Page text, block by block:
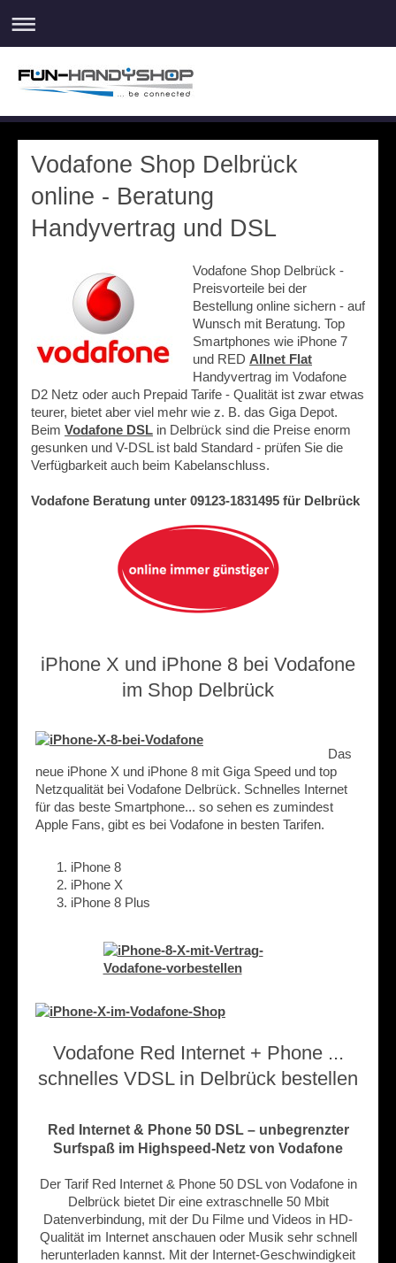
Vodafone Shop Delbrück
online - Beratung
Handyvertrag und DSL
Vodafone Shop Delbrück -
Preisvorteile bei der
Bestellung online sichern - auf
Wunsch mit Beratung. Top
Smartphones wie iPhone 7
und RED Allnet Flat
Handyvertrag im Vodafone
D2 Netz oder auch Prepaid Tarife - Qualität ist zwar etwas
teurer, bietet aber viel mehr wie z. B. das Giga Depot.
Beim Vodafone DSL in Delbrück sind die Preise enorm
gesunken und V-DSL ist bald Standard - prüfen Sie die
Verfügbarkeit auch beim Kabelanschluss.
Vodafone Beratung unter 09123-1831495 für Delbrück
iPhone X und iPhone 8 bei Vodafone
im Shop Delbrück
Das
neue iPhone X und iPhone 8 mit Giga Speed und top
Netzqualität bei Vodafone Delbrück. Schnelles Internet
für das beste Smartphone... so sehen es zumindest
Apple Fans, gibt es bei Vodafone in besten Tarifen.
iPhone 8
iPhone X
iPhone 8 Plus
Vodafone Red Internet + Phone ...
schnelles VDSL in Delbrück bestellen
Red Internet & Phone 50 DSL – unbegrenzter
Surfspaß im Highspeed-Netz von Vodafone
Der Tarif Red Internet & Phone 50 DSL von Vodafone in
Delbrück bietet Dir eine extraschnelle 50 Mbit
Datenverbindung, mit der Du Filme und Videos in HD-
Qualität im Internet anschauen oder Musik sehr schnell
herunterladen kannst. Mit der Internet-Geschwindigkeit